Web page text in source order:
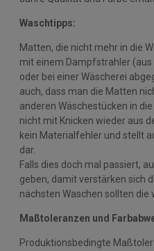
Waschtipps:
Matten, die nicht mehr in die
mit einem Dampfstrahler
oder bei einer Wäscherei
auch, dass man die Matten
anderen Wäschestücken in
nicht mit Knicken wieder aus
kein Materialfehler und stellt
dar.
Falls dies doch mal passiert,
geben, damit verstärken sich
nächsten Waschen sollten die
Maßtoleranzen und
Produktionsbedingte